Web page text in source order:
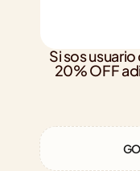
Si sos
20% OFF